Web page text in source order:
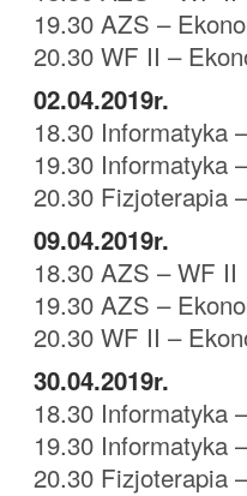
19.30 AZS –
20.30 WF II –
02.04.2019r.
18.30 Informatyka
19.30 Informatyka
20.30 Fizjoterapia
09.04.2019r.
18.30 AZS – WF II
19.30 AZS –
20.30 WF II –
30.04.2019r.
18.30 Informatyka
19.30 Informatyka
20.30 Fizjoterapia